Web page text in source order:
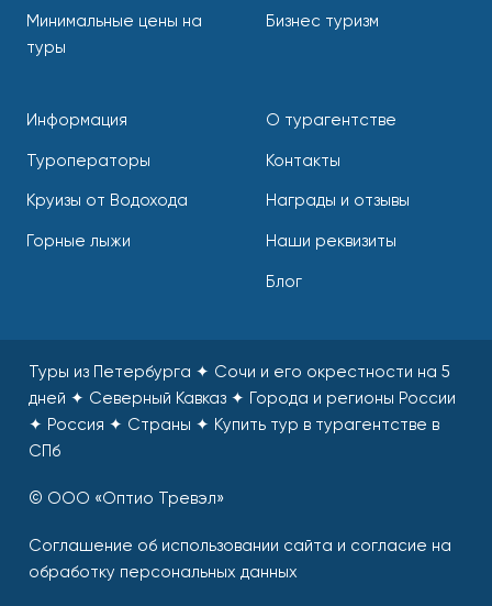
Минимальные цены на
туры
Бизнес туризм
Информация
Туроператоры
Круизы от Водохода
Горные лыжи
О турагентстве
Контакты
Награды и отзывы
Наши реквизиты
Блог
Туры из Петербурга ✦ Сочи и его окрестности на 5
дней ✦ Северный Кавказ ✦ Города и регионы России
✦ Россия ✦ Страны ✦ Купить тур в турагентстве в
СПб
© ООО «Оптио Тревэл»
Соглашение об использовании сайта и согласие на
обработку персональных данных